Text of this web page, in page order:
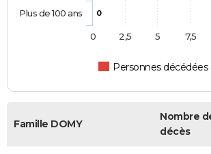
0
Personnes décédées
Plus de 100 ans
0 2,5 5 7,5
Famille DOMY
Nombre
décès